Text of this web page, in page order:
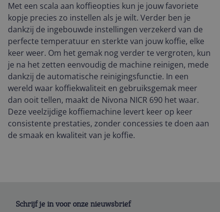
Met een scala aan koffieopties kun je jouw favoriete
kopje precies zo instellen als je wilt. Verder ben je
dankzij de ingebouwde instellingen verzekerd van de
perfecte temperatuur en sterkte van jouw koffie, elke
keer weer. Om het gemak nog verder te vergroten, kun
je na het zetten eenvoudig de machine reinigen, mede
dankzij de automatische reinigingsfunctie. In een
wereld waar koffiekwaliteit en gebruiksgemak meer
dan ooit tellen, maakt de Nivona NICR 690 het waar.
Deze veelzijdige koffiemachine levert keer op keer
consistente prestaties, zonder concessies te doen aan
de smaak en kwaliteit van je koffie.
Schrijf je in voor onze nieuwsbrief